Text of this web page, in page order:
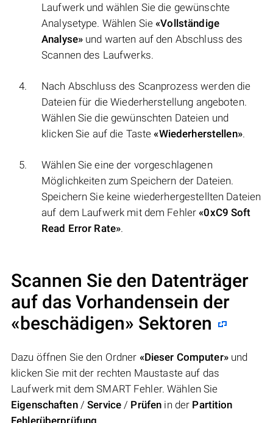
Laufwerk und wählen Sie die gewünschte
Analysetype. Wählen Sie«Vollständige
Analyse» und warten auf den Abschluss des
Scannen des Laufwerks.
Nach Abschluss des Scanprozess werden die
Dateien für die Wiederherstellung angeboten.
Wählen Sie die gewünschten Dateien und
klicken Sie auf die Taste«Wiederherstellen».
Wählen Sie eine der vorgeschlagenen
Möglichkeiten zum Speichern der Dateien.
Speichern Sie keine wiederhergestellten Dateien
auf dem Laufwerk mit dem Fehler«0xC9 Soft
Read Error Rate».
Scannen Sie den Datenträger
auf das Vorhandensein der
«beschädigen» Sektoren
Dazu öffnen Sie den Ordner «Dieser Computer»und
klicken Sie mit der rechten Maustaste auf das
Laufwerk mit dem SMART Fehler. Wählen Sie
Eigenschaften/Service / Prüfen in der Partition
Fehlerüberprüfung.